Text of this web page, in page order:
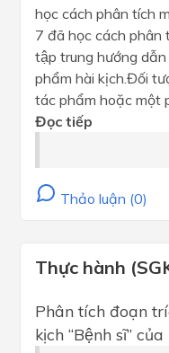
học cách phân tích
7 đã học cách phân
tập trung hướng
phẩm hài kịch.Đối
tác phẩm hoặc một
Đọc tiếp
Thảo luận (0)
Thực hành
Phân tích đoạn
kịch “Bệnh sĩ”